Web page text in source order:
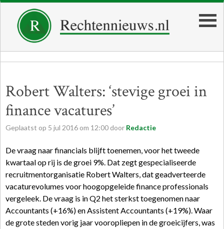
Robert Walters: ‘stevige groei in
finance vacatures’
Geplaatst op 5 jul 2016 om 12:00 door Redactie
De vraag naar financials blijft toenemen, voor het tweede
kwartaal op rij is de groei 9%. Dat zegt gespecialiseerde
recruitmentorganisatie Robert Walters, dat geadverteerde
vacaturevolumes voor hoogopgeleide finance professionals
vergeleek. De vraag is in Q2 het sterkst toegenomen naar
Accountants (+16%) en Assistent Accountants (+19%). Waar
de grote steden vorig jaar vooropliepen in de groeicijfers, was